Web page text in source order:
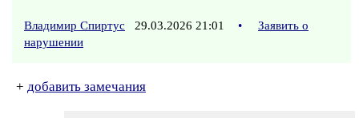
Владимир Спиртус 29.03.2026 21:01 •
Заявить о
нарушении
+ добавить замечания